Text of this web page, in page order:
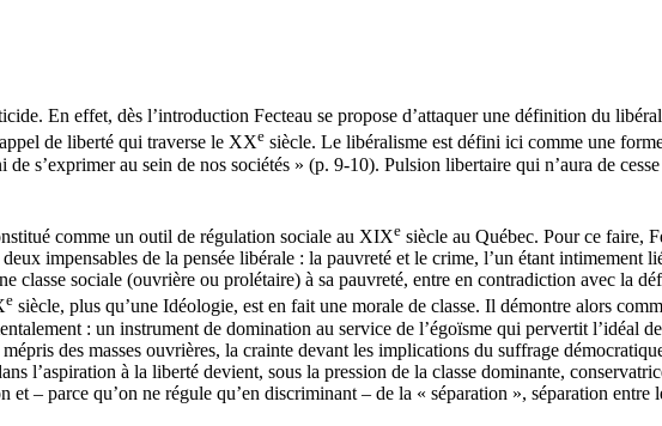
En effet, dès l’introduction Fecteau se propose d’attaquer une définition du
de liberté qui traverse le XXe siècle. Le libéralisme est défini ici comme une
s’exprimer au sein de nos sociétés » (p. 9-10). Pulsion libertaire qui n’aura de
comme un outil de régulation sociale au XIXe siècle au Québec. Pour ce faire,
impensables de la pensée libérale : la pauvreté et le crime, l’un étant intimement
sociale (ouvrière ou prolétaire) à sa pauvreté, entre en contradiction avec la
e siècle, plus qu’une Idéologie, est en fait une morale de classe. Il démontre alors
: un instrument de domination au service de l’égoïsme qui pervertit l’idéal
des masses ouvrières, la crainte devant les implications du suffrage
l’aspiration à la liberté devient, sous la pression de la classe dominante,
– parce qu’on ne régule qu’en discriminant – de la « séparation », séparation